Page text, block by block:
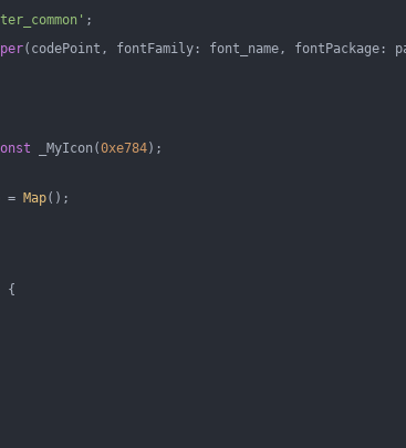
;
(codePoint, fontFamily: font_name, fontPackage:
_MyIcon(0xe784);
= Map();
{